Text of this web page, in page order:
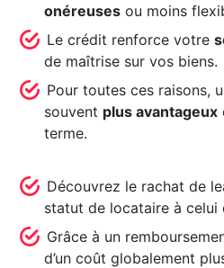
onéreuses ou moins
Le crédit renforce votre
de maîtrise sur vos biens.
Pour toutes ces raisons,
souvent plus avantageux
terme.
Découvrez le rachat de
statut de locataire à celui
Grâce à un
d’un coût globalement